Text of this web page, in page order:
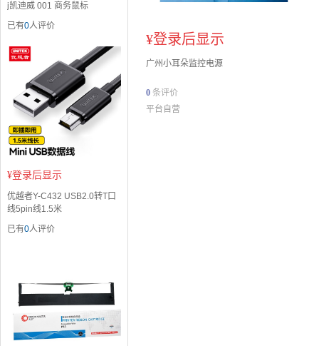
j凯迪威 001 商务鼠标
已有0人评价
¥登录后显示
优越者Y-C432 USB2.0转T口
线5pin线1.5米
已有0人评价
¥登录后显示
广州小耳朵监控电源
0 条评价
平台自营